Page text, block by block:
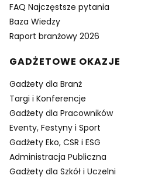
FAQ Najczęstsze pytania
Baza Wiedzy
Raport branżowy 2026
GADŻETOWE OKAZJE
Gadżety dla Branż
Targi i Konferencje
Gadżety dla Pracowników
Eventy, Festyny i Sport
Gadżety Eko, CSR i ESG
Administracja Publiczna
Gadżety dla Szkół i Uczelni